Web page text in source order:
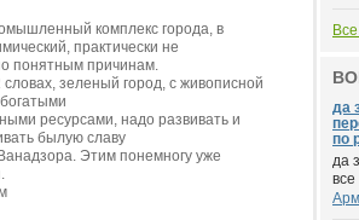
комплекс города, в
практически не
понятным причинам.
словах, зеленый город, с живописной
ресурсами, надо развивать и
былую славу
Этим понемногу уже
да
по
да
все